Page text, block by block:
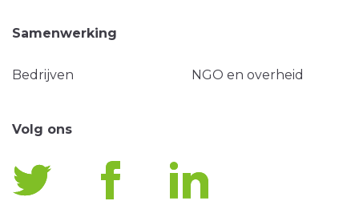
Samenwerking
Bedrijven NGO en overheid
Volg ons